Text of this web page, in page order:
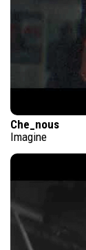
Che_nous
Imagine